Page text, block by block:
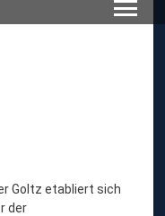
Goltz etabliert sich
der